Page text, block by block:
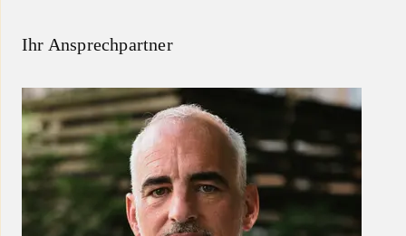
Ihr Ansprechpartner